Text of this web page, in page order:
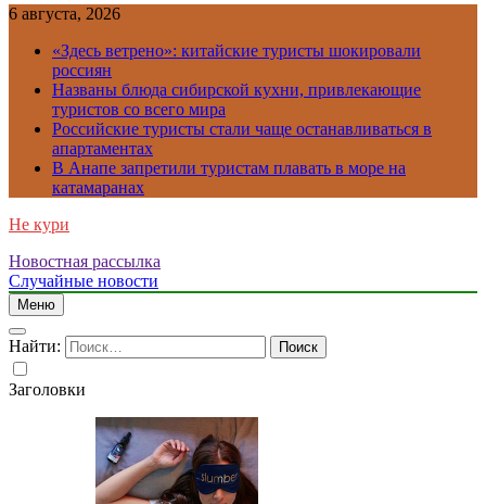
6 августа, 2026
«Здесь ветрено»: китайские туристы шокировали
россиян
Названы блюда сибирской кухни, привлекающие
туристов со всего мира
Российские туристы стали чаще останавливаться в
апартаментах
В Анапе запретили туристам плавать в море на
катамаранах
Не кури
Новостная рассылка
Случайные новости
Меню
Найти:
Заголовки